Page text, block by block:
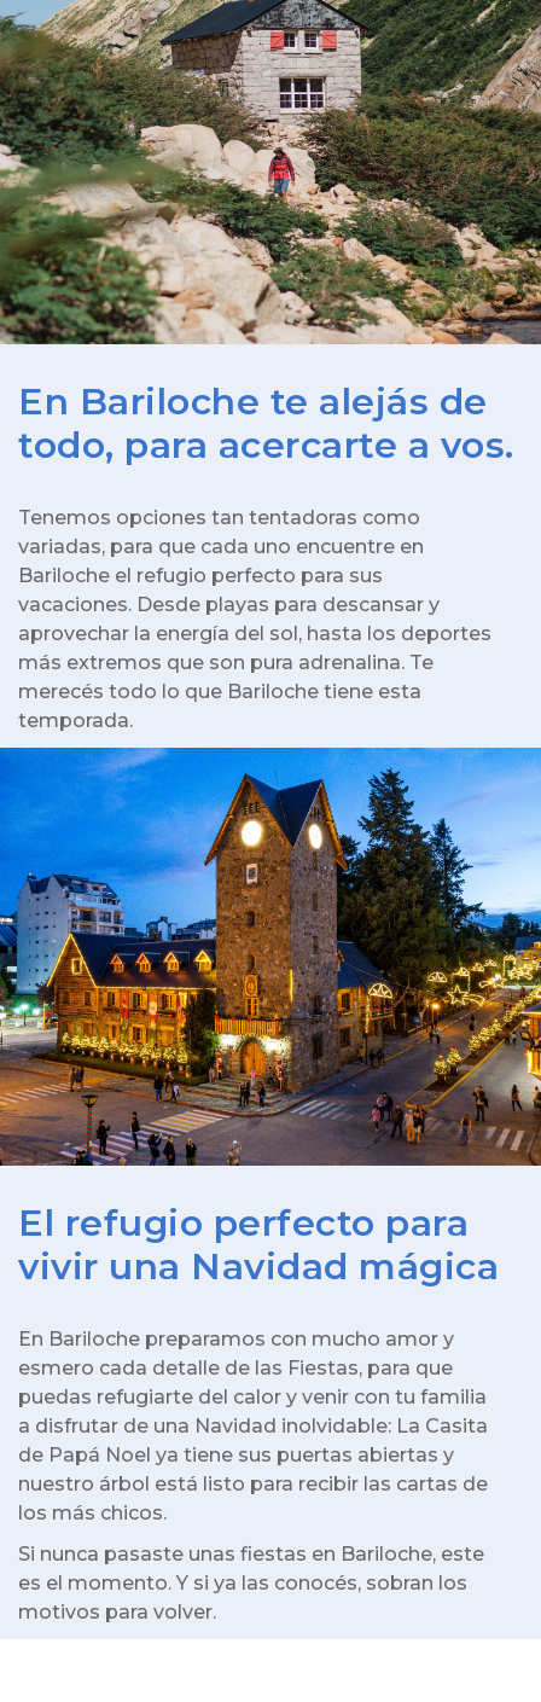
En Bariloche te alejás de
todo, para acercarte a vos.
Tenemos opciones tan tentadoras como
variadas, para que cada uno encuentre en
Bariloche el refugio perfecto para sus
vacaciones. Desde playas para descansar y
aprovechar la energía del sol, hasta los deportes
más extremos que son pura adrenalina. Te
merecés todo lo que Bariloche tiene esta
temporada.
El refugio perfecto para
vivir una Navidad mágica
En Bariloche preparamos con mucho amor y
esmero cada detalle de las Fiestas, para que
puedas refugiarte del calor y venir con tu familia
a disfrutar de una Navidad inolvidable: La Casita
de Papá Noel ya tiene sus puertas abiertas y
nuestro árbol está listo para recibir las cartas de
los más chicos.
Si nunca pasaste unas fiestas en Bariloche, este
es el momento. Y si ya las conocés, sobran los
motivos para volver.